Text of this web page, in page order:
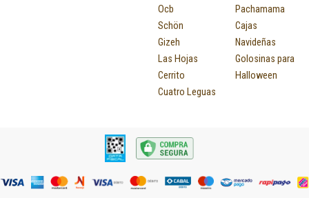
Ocb
Schön
Gizeh
Las Hojas
Cerrito
Cuatro Leguas
Pachamama
Cajas
Navideñas
Golosinas para
Halloween